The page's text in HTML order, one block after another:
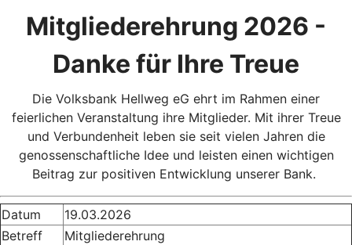
Mitgliederehrung 2026 -
Danke für Ihre Treue
Die Volksbank Hellweg eG ehrt im Rahmen einer
feierlichen Veranstaltung ihre Mitglieder. Mit ihrer Treue
und Verbundenheit leben sie seit vielen Jahren die
genossenschaftliche Idee und leisten einen wichtigen
Beitrag zur positiven Entwicklung unserer Bank.
Datum
19.03.2026
Betreff
Mitgliederehrung